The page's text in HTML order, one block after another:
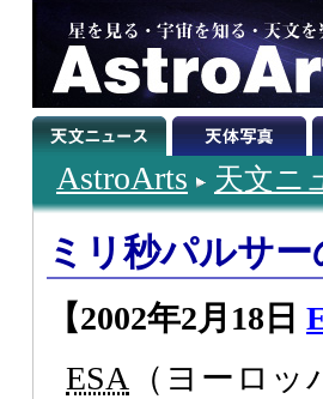
AstroArts 天文ニ
ミリ秒パルサ
【2002年2月18日
ESA （ヨーロ